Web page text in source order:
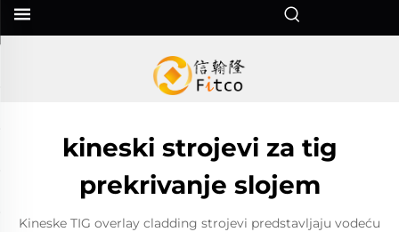
kineski strojevi za tig
prekrivanje slojem
Kineske TIG overlay cladding strojevi predstavljaju vodeću